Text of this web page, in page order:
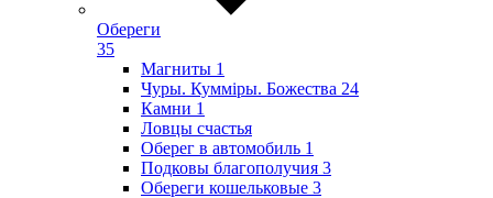
Обереги
35
Магниты 1
Чуры. Куммiры. Божества 24
Камни 1
Ловцы счастья
Оберег в автомобиль 1
Подковы благополучия 3
Обереги кошельковые 3